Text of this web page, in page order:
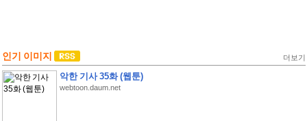
인기 이미지 더보기
악한 기사 35화 (웹툰)
webtoon.daum.net